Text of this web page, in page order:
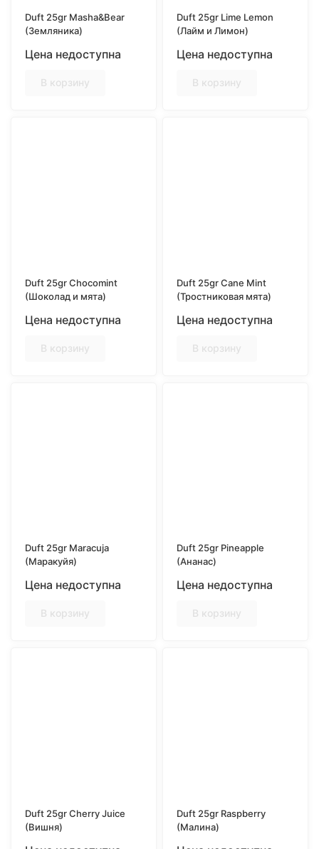
Duft 25gr Masha&Bear
(Земляника)
Цена недоступна
В корзину
Duft 25gr Lime Lemon
(Лайм и Лимон)
Цена недоступна
В корзину
Duft 25gr Chocomint
(Шоколад и мята)
Цена недоступна
В корзину
Duft 25gr Cane Mint
(Тростниковая мята)
Цена недоступна
В корзину
Duft 25gr Maracuja
(Маракуйя)
Цена недоступна
В корзину
Duft 25gr Pineapple
(Ананас)
Цена недоступна
В корзину
Duft 25gr Cherry Juice
(Вишня)
Duft 25gr Raspberry
(Малина)